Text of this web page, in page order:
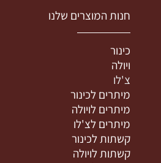
חנות המוצרים שלנו
כינור
ויולה
צ'לו
מיתרים לכינור
מיתרים לויולה
מיתרים לצ'לו
קשתות לכינור
קשתות לויולה